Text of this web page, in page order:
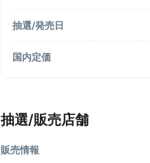
抽選/発売日
国内定価
抽選/販売店舗
販売情報